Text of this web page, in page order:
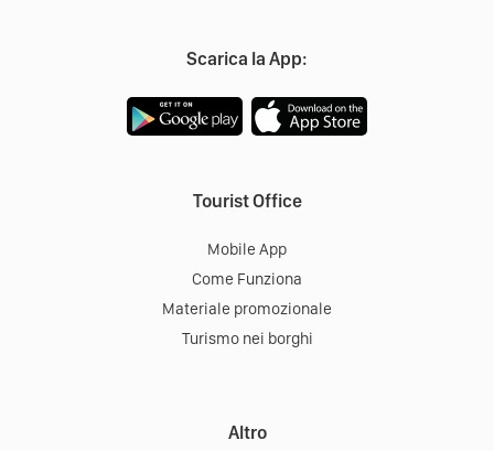
Scarica la App:
Tourist Office
Mobile App
Come Funziona
Materiale promozionale
Turismo nei borghi
Altro